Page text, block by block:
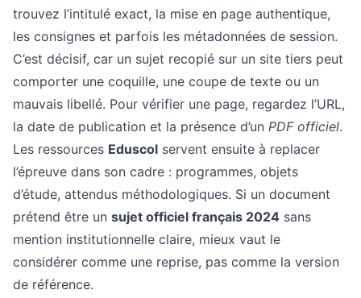
trouvez l’intitulé exact, la mise en page authentique,
les consignes et parfois les métadonnées de session.
C’est décisif, car un sujet recopié sur un site tiers peut
comporter une coquille, une coupe de texte ou un
mauvais libellé. Pour vérifier une page, regardez l’URL,
la date de publication et la présence d’un PDF officiel.
Les ressources Eduscol servent ensuite à replacer
l’épreuve dans son cadre : programmes, objets
d’étude, attendus méthodologiques. Si un document
prétend être un sujet officiel français 2024 sans
mention institutionnelle claire, mieux vaut le
considérer comme une reprise, pas comme la version
de référence.